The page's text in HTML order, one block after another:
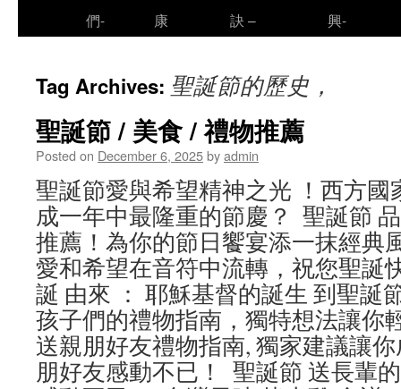
們-
康
訣 –
興-
Tag Archives: 聖誕節的歷史，
聖誕節 / 美食 / 禮物推薦
Posted on December 6, 2025byadmin
聖誕節愛與希望精神之光 ！西方
成一年中最隆重的節慶？ 聖誕節
推薦！為你的節日饗宴添一抹經典
愛和希望在音符中流轉，祝您聖誕
誕 由來 ： 耶穌基督的誕生 到聖
孩子們的禮物指南，獨特想法讓你
送親朋好友禮物指南, 獨家建議讓
朋好友感動不已！ 聖誕節 送長輩